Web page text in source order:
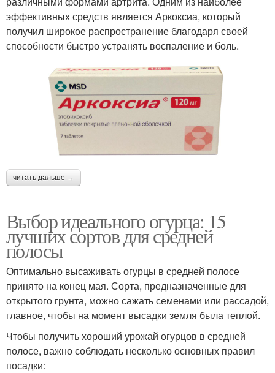
эффективных средств является Аркоксиа, который
получил широкое распространение благодаря своей
способности быстро устранять воспаление и боль.
читать дальше →
Выбор идеального огурца: 15
лучших сортов для средней
полосы
Оптимально высаживать огурцы в средней полосе
принято на конец мая. Сорта, предназначенные для
открытого грунта, можно сажать семенами или рассадой,
главное, чтобы на момент высадки земля была теплой.
Чтобы получить хороший урожай огурцов в средней
полосе, важно соблюдать несколько основных правил
посадки: